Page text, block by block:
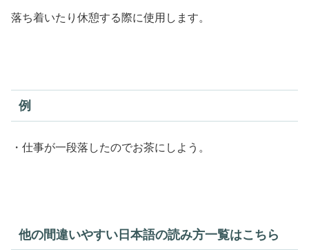
落ち着いたり休憩する際に使用します。
例
・仕事が一段落したのでお茶にしよう。
他の間違いやすい日本語の読み方一覧はこちら